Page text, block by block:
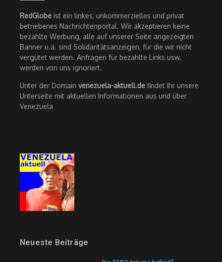
RedGlobe ist ein linkes, unkommerzielles und privat
betriebenes Nachrichtenportal. Wir akzeptieren keine
bezahlte Werbung, alle auf unserer Seite angezeigten
Banner u.ä. sind Solidaritätsanzeigen, für die wir nicht
vergütet werden. Anfragen für bezahlte Links usw.
werden von uns ignoriert.
Unter der Domain venezuela-aktuell.de findet Ihr unsere
Unterseite mit aktuellen Informationen aus und über
Venezuela
Neueste Beiträge